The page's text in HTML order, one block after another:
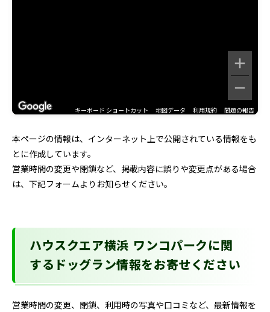
キーボード ショートカット 地図データ 利用規約 問題の報告
本ページの情報は、インターネット上で公開されている情報をも
とに作成しています。
営業時間の変更や閉鎖など、掲載内容に誤りや変更点がある場合
は、下記フォームよりお知らせください。
ハウスクエア横浜 ワンコパークに関
するドッグラン情報をお寄せください
営業時間の変更、閉鎖、利用時の写真や口コミなど、最新情報を